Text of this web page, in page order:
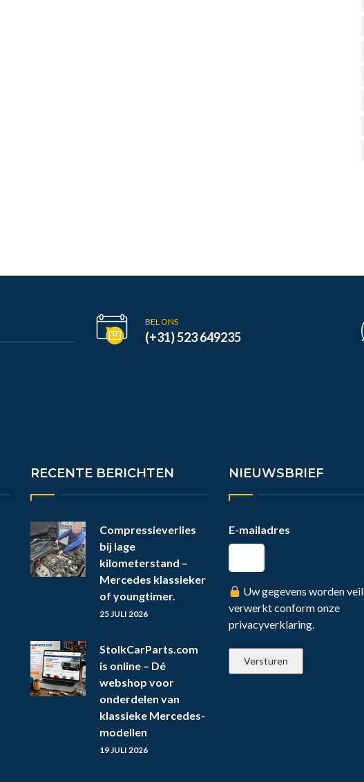
BEL ONS
(+31) 523 649235
RECENTE BERICHTEN
Compressieverlies
bij lage
kilometerstand –
Mercedes klassieker
of youngtimer.
25 JULI 2026
StolkCarParts.com
is online – Dé
webshop voor
onderdelen van
klassieke Mercedes-
modellen
19 JULI 2026
NIEUWSBRIEF
E-mailadres
Uw gegevens worden
verwerkt conform onze
privacyverklaring.